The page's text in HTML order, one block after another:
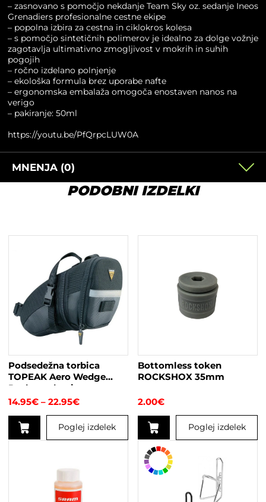
– zasnovano s pomočjo nekdanje Team Sky oz. sedanje Ineos
Grenadiers profesionalne cestne ekipe
– popolna izbira za cestna in ciklokros kolesa
– s pomočjo sintetičnih polimerov je idealno za dolge vožnje
zagotavlja ultimativno zmogljivost v mokrih in suhih
pogojih
– ročno izdelano polnjenje
– ekološka formula brez uporabe nafte
– ergonomska embalaža omogoča enostaven nanos na
verigo
– pakiranje: 50ml
https://youtu.be/PfQrpcLUW0A
MNENJA (0)
PODOBNI IZDELKI
Podsedežna torbica
TOPEAK Aero Wedge
Pack s trakovi
14.95€ – 22.95€Cenovni
od
14.95€
Poglej izdelek
Bottomless token
ROCKSHOX 35mm
2.00€
Poglej izdelek